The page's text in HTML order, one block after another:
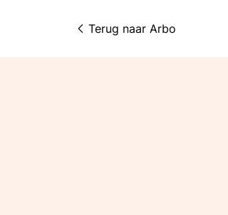
Terug naar Arbo